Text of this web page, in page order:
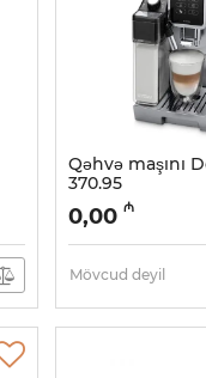
Qəhvə maşını
370.95
Artikul: 005038479
0,00 ₼
Mövcud deyil